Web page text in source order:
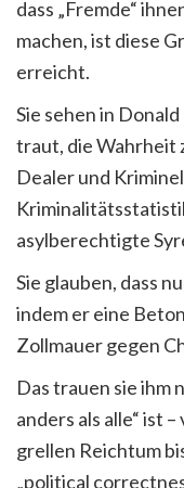
dass „Fremde“
machen, ist diese
erreicht.
Sie sehen in
traut, die Wahrheit
Dealer und
asylberechtigte
Sie glauben, dass
indem er eine
Zollmauer gegen
Das trauen sie ihm
anders als alle“ ist
grellen Reichtum
„political